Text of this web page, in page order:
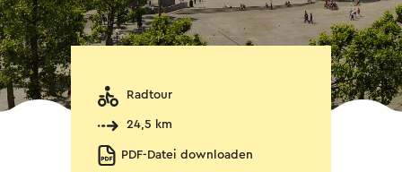
Radtour
24,5 km
PDF-Datei downloaden